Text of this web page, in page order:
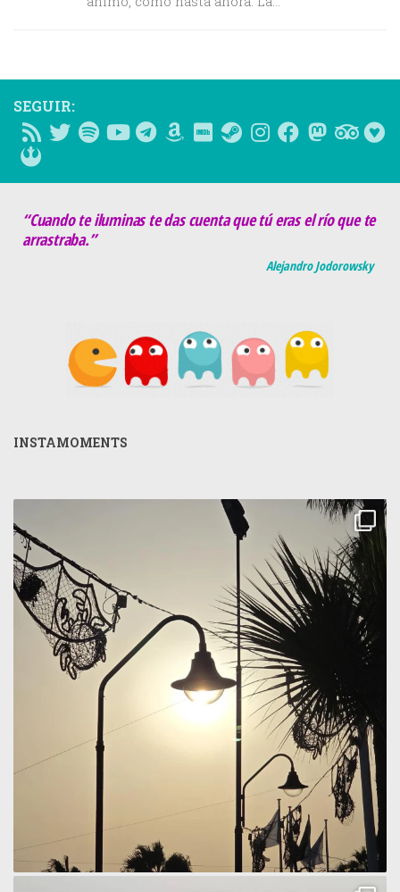
SEGUIR:
“Cuando te iluminas te das cuenta que tú eras el río que te
arrastraba.”
Alejandro Jodorowsky
INSTAMOMENTS